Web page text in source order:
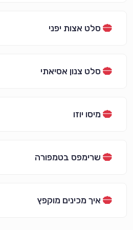
סלט אצות יפני
סלט צנון אסיאתי
מיסו יוזו
שרימפס בטמפורה
איך מכינים מוקפץ